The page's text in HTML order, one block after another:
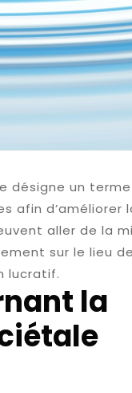
désigne un
afin d’améliorer
aller de la
sur le lieu
lucratif.
la